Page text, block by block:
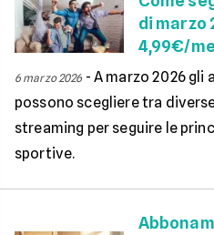
di marzo
4,99€/
6 marzo 2026 - A marzo 2026 gli
possono scegliere tra
streaming per seguire le
sportive.